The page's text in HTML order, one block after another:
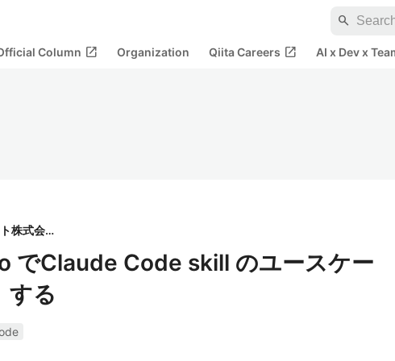
search
Column open_in_new Organization Qiita Careers open_in_new AI x Dev x
KDDIアイレット株式会社
でClaude Code skill のユースケー
する